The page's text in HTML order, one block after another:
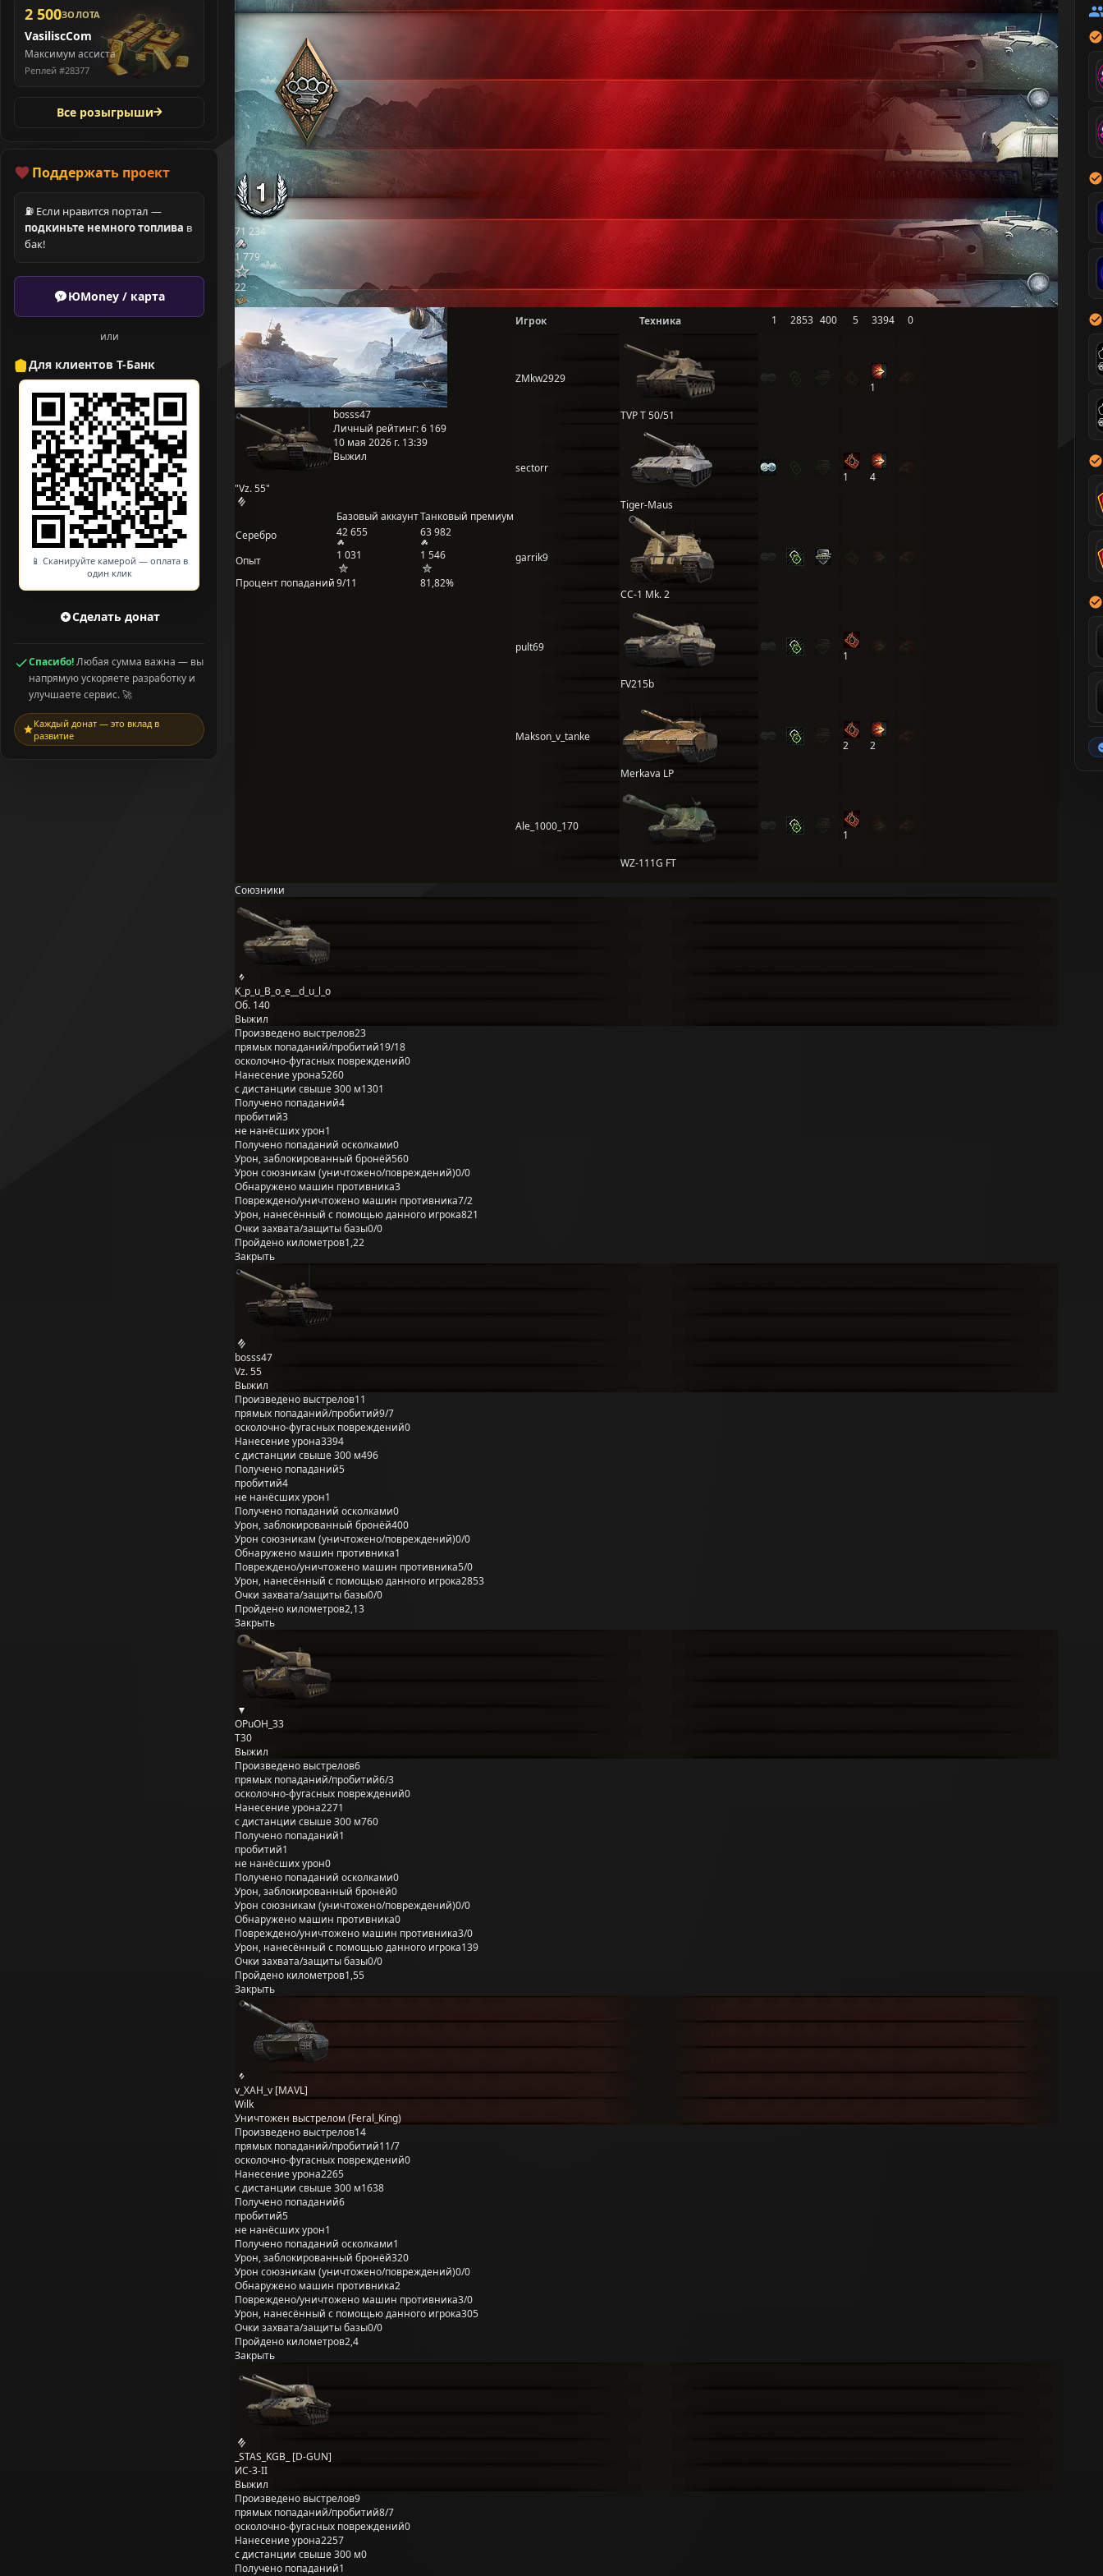
2 500ЗОЛОТА
VasiliscCom
Максимум ассиста
Реплей #28377
Все розыгрыши
Поддержать проект
⛽ Если нравится портал —
подкиньте немного топлива в
бак!
ЮMoney / карта
или
Для клиентов Т-Банк
📱 Сканируйте камерой — оплата в
один клик
Сделать донат
Спасибо!Любая сумма важна — вы
напрямую ускоряете разработку и
улучшаете сервис. 🚀
Каждый донат — это вклад в
развитие
71 234
1 779
22
"Vz. 55"
bosss47
Личный рейтинг:6 169
10 мая 2026 г. 13:39
Выжил
Базовый аккаунтТанковый премиум
Серебро
42 655 63 982
Опыт 1 031
1 546
Процент попаданий9/11 81,82%
Игрок Техника 1 2853 400 5 3394 0
ZMkw2929
TVP T 50/51
1
sectorr
Tiger-Maus
1 4
garrik9
CC-1 Mk. 2
pult69
FV215b
1
Makson_v_tanke
Merkava LP
2 2
Ale_1000_170
WZ-111G FT
1
Союзники
K_p_u_B_o_e__d_u_l_o
Об. 140
Выжил
Произведено выстрелов23
прямых попаданий/пробитий19/18
осколочно-фугасных повреждений0
Нанесение урона5260
с дистанции свыше 300 м1301
Получено попаданий4
пробитий3
не нанёсших урон1
Получено попаданий осколками0
Урон, заблокированный бронёй560
Урон союзникам (уничтожено/повреждений)0/0
Обнаружено машин противника3
Повреждено/уничтожено машин противника7/2
Урон, нанесённый с помощью данного игрока821
Очки захвата/защиты базы0/0
Пройдено километров1,22
Закрыть
bosss47
Vz. 55
Выжил
Произведено выстрелов11
прямых попаданий/пробитий9/7
осколочно-фугасных повреждений0
Нанесение урона3394
с дистанции свыше 300 м496
Получено попаданий5
пробитий4
не нанёсших урон1
Получено попаданий осколками0
Урон, заблокированный бронёй400
Урон союзникам (уничтожено/повреждений)0/0
Обнаружено машин противника1
Повреждено/уничтожено машин противника5/0
Урон, нанесённый с помощью данного игрока2853
Очки захвата/защиты базы0/0
Пройдено километров2,13
Закрыть
OPuOH_33
T30
Выжил
Произведено выстрелов6
прямых попаданий/пробитий6/3
осколочно-фугасных повреждений0
Нанесение урона2271
с дистанции свыше 300 м760
Получено попаданий1
пробитий1
не нанёсших урон0
Получено попаданий осколками0
Урон, заблокированный бронёй0
Урон союзникам (уничтожено/повреждений)0/0
Обнаружено машин противника0
Повреждено/уничтожено машин противника3/0
Урон, нанесённый с помощью данного игрока139
Очки захвата/защиты базы0/0
Пройдено километров1,55
Закрыть
v_XAH_v [MAVL]
Wilk
Уничтожен выстрелом (Feral_King)
Произведено выстрелов14
прямых попаданий/пробитий11/7
осколочно-фугасных повреждений0
Нанесение урона2265
с дистанции свыше 300 м1638
Получено попаданий6
пробитий5
не нанёсших урон1
Получено попаданий осколками1
Урон, заблокированный бронёй320
Урон союзникам (уничтожено/повреждений)0/0
Обнаружено машин противника2
Повреждено/уничтожено машин противника3/0
Урон, нанесённый с помощью данного игрока305
Очки захвата/защиты базы0/0
Пройдено километров2,4
Закрыть
_STAS_KGB_ [D-GUN]
ИС-3-II
Выжил
Произведено выстрелов9
прямых попаданий/пробитий8/7
осколочно-фугасных повреждений0
Нанесение урона2257
с дистанции свыше 300 м0
Получено попаданий1